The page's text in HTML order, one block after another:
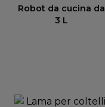
Robot da cucina da
3 L